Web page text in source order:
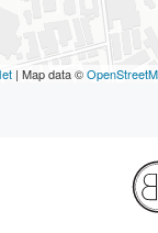
| Map data ©